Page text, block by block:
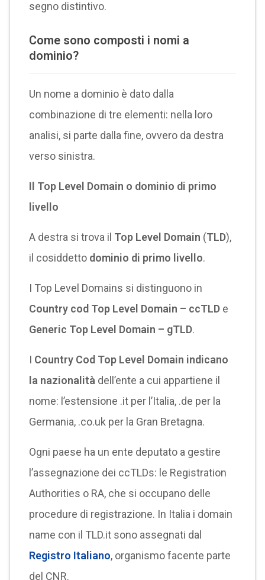
segno distintivo.
Come sono composti i nomi a
dominio?
Un nome a dominio è dato dalla
combinazione di tre elementi: nella loro
analisi, si parte dalla fine, ovvero da destra
verso sinistra.
Il Top Level Domain o dominio di primo
livello
A destra si trova il Top Level Domain (TLD),
il cosiddetto dominio di primo livello.
I Top Level Domains si distinguono in
Country cod Top Level Domain – ccTLDe
Generic Top Level Domain – gTLD.
I Country Cod Top Level Domain indicano
la nazionalità dell’ente a cui appartiene il
nome: l’estensione .it per l’Italia, .de per la
Germania, .co.uk per la Gran Bretagna.
Ogni paese ha un ente deputato a gestire
l’assegnazione dei ccTLDs: le Registration
Authorities o RA, che si occupano delle
procedure di registrazione. In Italia i domain
name con il TLD.it sono assegnati dal
Registro Italiano, organismo facente parte
del CNR.